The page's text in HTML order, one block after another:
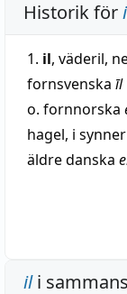
Historik för
1. il, väderil,
fornsvenska īl
o. fornnorska
hagel, i
äldre danska
fil(bunke) o.
stundom
ili